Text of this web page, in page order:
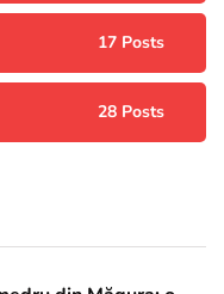
17 Posts
28 Posts